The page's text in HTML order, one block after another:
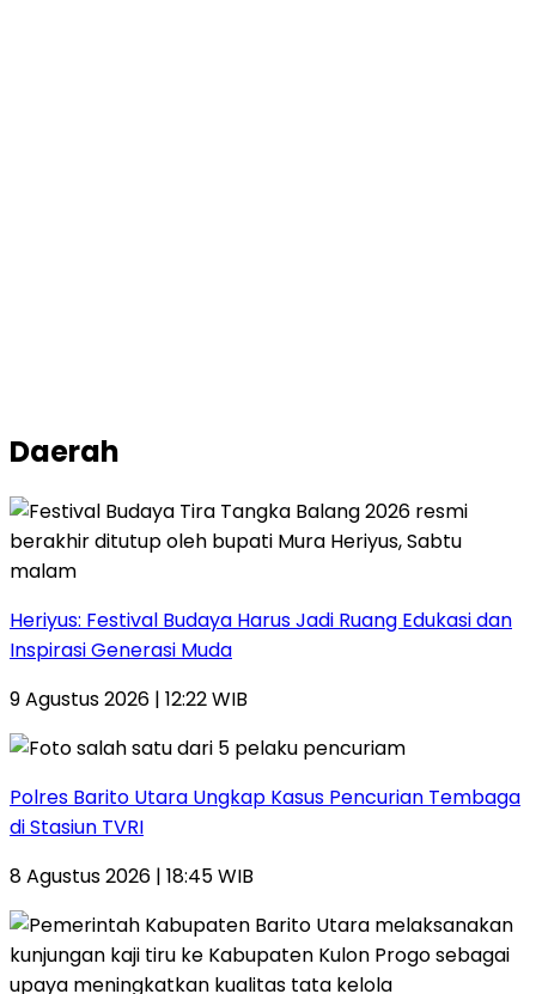
Daerah
Heriyus: Festival Budaya Harus Jadi Ruang Edukasi dan
Inspirasi Generasi Muda
9 Agustus 2026 | 12:22 WIB
Polres Barito Utara Ungkap Kasus Pencurian Tembaga
di Stasiun TVRI
8 Agustus 2026 | 18:45 WIB